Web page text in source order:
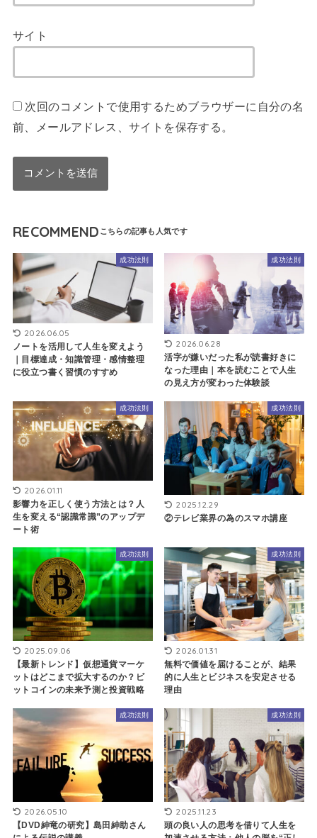
サイト
次回のコメントで使用するためブラウザーに自分の名
前、メールアドレス、サイトを保存する。
RECOMMEND
成功法則
2026.06.05
ノートを活用して人生を変えよう
｜目標達成・知識管理・感情整理
に役立つ書く習慣のすすめ
成功法則
2026.06.28
活字が嫌いだった私が読書好きに
なった理由｜本を読むことで人生
の見え方が変わった体験談
成功法則
2026.01.11
影響力を正しく使う方法とは？人
生を変える“認識常識”のアップデ
ート術
成功法則
2025.12.29
②テレビ業界の為のスマホ講座
成功法則
2025.09.06
【最新トレンド】仮想通貨マーケ
ットはどこまで拡大するのか？ビ
ットコインの未来予測と投資戦略
成功法則
2026.01.31
無料で価値を届けることが、結果
的に人生とビジネスを安定させる
理由
成功法則
2026.05.10
【DVD紳竜の研究】島田紳助さん
成功法則
2025.11.23
頭の良い人の思考を借りて人生を